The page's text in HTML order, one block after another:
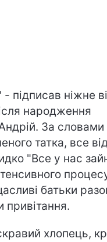
- підписав ніжне
народження
За словами
татка, все
"Все у нас
батьки
привітання.
хлопець,